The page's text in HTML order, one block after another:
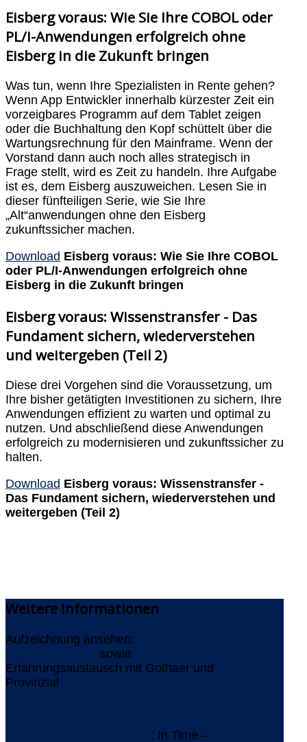
Eisberg voraus: Wie Sie Ihre COBOL oder
PL/I-Anwendungen erfolgreich ohne
Eisberg in die Zukunft bringen
Was tun, wenn Ihre Spezialisten in Rente gehen?
Wenn App Entwickler innerhalb kürzester Zeit ein
vorzeigbares Programm auf dem Tablet zeigen
oder die Buchhaltung den Kopf schüttelt über die
Wartungsrechnung für den Mainframe. Wenn der
Vorstand dann auch noch alles strategisch in
Frage stellt, wird es Zeit zu handeln. Ihre Aufgabe
ist es, dem Eisberg auszuweichen. Lesen Sie in
dieser fünfteiligen Serie, wie Sie Ihre
„Alt“anwendungen ohne den Eisberg
zukunftssicher machen.
Download Eisberg voraus: Wie Sie Ihre COBOL
oder PL/I-Anwendungen erfolgreich ohne
Eisberg in die Zukunft bringen
Eisberg voraus: Wissenstransfer - Das
Fundament sichern, wiederverstehen
und weitergeben (Teil 2)
Diese drei Vorgehen sind die Voraussetzung, um
Ihre bisher getätigten Investitionen zu sichern, Ihre
Anwendungen effizient zu warten und optimal zu
nutzen. Und abschließend diese Anwendungen
erfolgreich zu modernisieren und zukunftssicher zu
halten.
Download Eisberg voraus: Wissenstransfer -
Das Fundament sichern, wiederverstehen und
weitergeben (Teil 2)
Weitere Informationen
Aufzeichnung ansehen:
sowie
Erfahrungsaustausch mit Gothaer und
Provinzial
: In Time –